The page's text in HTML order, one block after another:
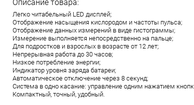
Описание товара:
Легко читабельный LED дисплей;
Отображение насыщения кислородом и частоты пульса;
Отображение данных измерений в виде гистограммы;
Измерение выполняется непосредственно на пальце;
Для подростков и взрослых в возрасте от 12 лет;
Непрерывная работа до 30 часов;
Низкое потребление энергии;
Индикатор уровня заряда батареи;
Автоматическое отключение через 8 секунд;
Система в одно касание: управление одним нажатием
Компактный, точный, удобный.